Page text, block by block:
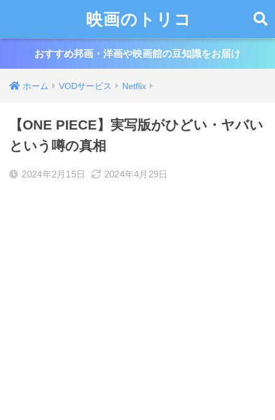
映画のトリコ
おすすめ邦画・洋画や映画館の豆知識をお届け
ホーム VODサービス Netflix
【ONE PIECE】実写版がひどい・ヤバい
という噂の真相
2024年2月15日 2024年4月29日